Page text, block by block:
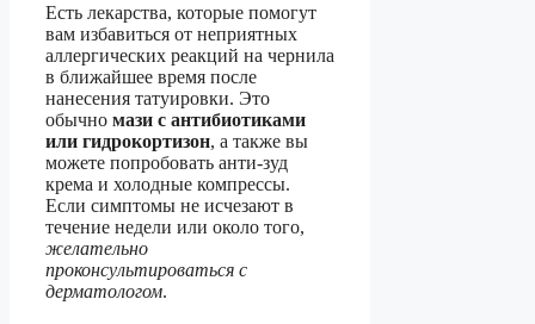
Есть лекарства, которые помогут
вам избавиться от неприятных
аллергических реакций на чернила
в ближайшее время после
нанесения татуировки. Это
обычно мази с антибиотиками
или гидрокортизон, а также вы
можете попробовать анти-зуд
крема и холодные компрессы.
Если симптомы не исчезают в
течение недели или около того,
желательно
проконсультироваться с
дерматологом.